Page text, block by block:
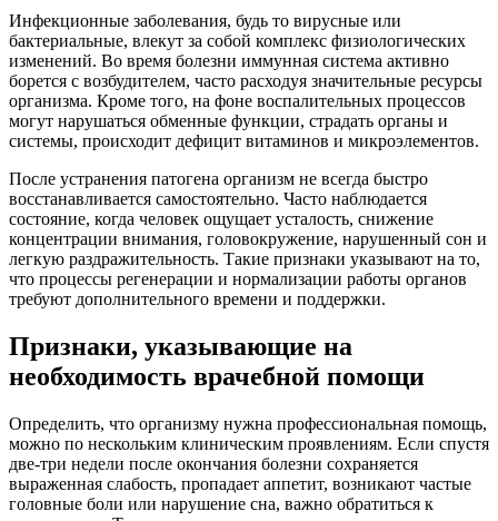
Инфекционные заболевания, будь то вирусные или
бактериальные, влекут за собой комплекс физиологических
изменений. Во время болезни иммунная система активно
борется с возбудителем, часто расходуя значительные ресурсы
организма. Кроме того, на фоне воспалительных процессов
могут нарушаться обменные функции, страдать органы и
системы, происходит дефицит витаминов и микроэлементов.
После устранения патогена организм не всегда быстро
восстанавливается самостоятельно. Часто наблюдается
состояние, когда человек ощущает усталость, снижение
концентрации внимания, головокружение, нарушенный сон и
легкую раздражительность. Такие признаки указывают на то,
что процессы регенерации и нормализации работы органов
требуют дополнительного времени и поддержки.
Признаки, указывающие на
необходимость врачебной помощи
Определить, что организму нужна профессиональная помощь,
можно по нескольким клиническим проявлениям. Если спустя
две-три недели после окончания болезни сохраняется
выраженная слабость, пропадает аппетит, возникают частые
головные боли или нарушение сна, важно обратиться к